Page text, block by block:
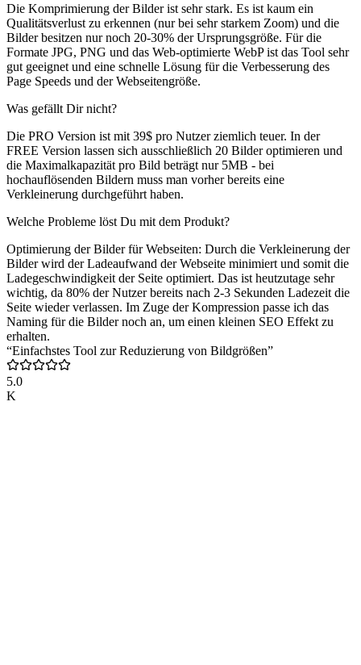
Die Komprimierung der Bilder ist sehr stark. Es ist kaum ein
Qualitätsverlust zu erkennen (nur bei sehr starkem Zoom) und die
Bilder besitzen nur noch 20-30% der Ursprungsgröße. Für die
Formate JPG, PNG und das Web-optimierte WebP ist das Tool sehr
gut geeignet und eine schnelle Lösung für die Verbesserung des
Page Speeds und der Webseitengröße.
Was gefällt Dir nicht?
Die PRO Version ist mit 39$ pro Nutzer ziemlich teuer. In der
FREE Version lassen sich ausschließlich 20 Bilder optimieren und
die Maximalkapazität pro Bild beträgt nur 5MB - bei
hochauflösenden Bildern muss man vorher bereits eine
Verkleinerung durchgeführt haben.
Welche Probleme löst Du mit dem Produkt?
Optimierung der Bilder für Webseiten: Durch die Verkleinerung der
Bilder wird der Ladeaufwand der Webseite minimiert und somit die
Ladegeschwindigkeit der Seite optimiert. Das ist heutzutage sehr
wichtig, da 80% der Nutzer bereits nach 2-3 Sekunden Ladezeit die
Seite wieder verlassen. Im Zuge der Kompression passe ich das
Naming für die Bilder noch an, um einen kleinen SEO Effekt zu
erhalten.
“Einfachstes Tool zur Reduzierung von Bildgrößen”
5.0
K